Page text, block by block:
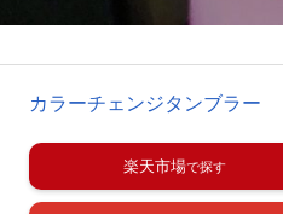
カラーチェンジタンブラー
楽天市場